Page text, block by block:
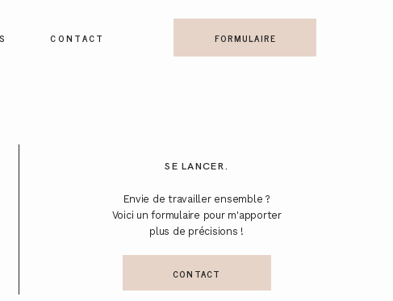
FORMULAIRE
CONTACT
SE LANCER.
Envie de travailler ensemble ?
Voici un formulaire pour m'apporter
plus de précisions !
CONTACT